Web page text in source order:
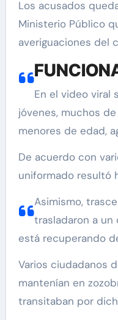
Los acusados
Ministerio Público
averiguaciones del
En el video viral
jóvenes, muchos
menores de edad,
De acuerdo con
uniformado resultó
Asimismo,
trasladaron a
está recuperando
Varios ciudadanos
mantenían en
transitaban por